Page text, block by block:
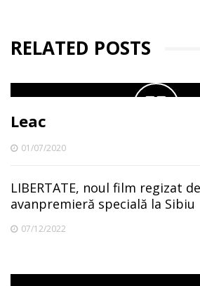
RELATED POSTS
Leac
01/07/2020
LIBERTATE, noul film regizat
avanpremieră specială la Sibiu
07/12/2022